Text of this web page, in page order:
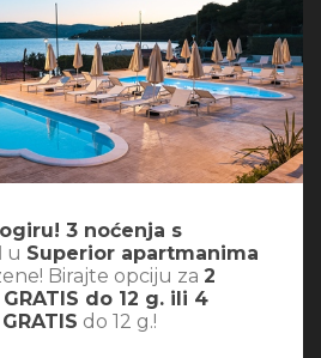
3 noćenja s
u Superior apartmanima
Birajte opciju za 2
do 12 g. ili 4
do 12 g.!